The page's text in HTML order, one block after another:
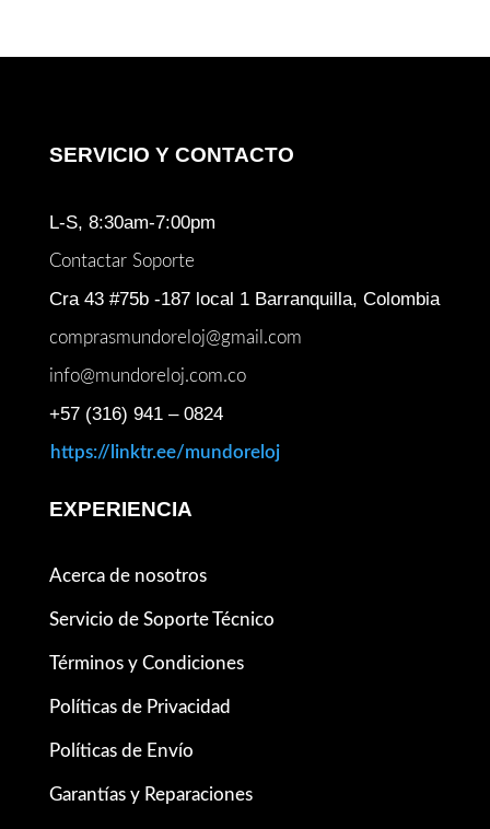
SERVICIO Y CONTACTO
L-S, 8:30am-7:00pm
Contactar Soporte
Cra 43 #75b -187 local 1 Barranquilla, Colombia
comprasmundoreloj@gmail.com
info@mundoreloj.com.co
+57 (316) 941 – 0824
https://linktr.ee/mundoreloj
EXPERIENCIA
Acerca de nosotros
Servicio de Soporte Técnico
Términos y Condiciones
Políticas de Privacidad
Políticas de Envío
Garantías y Reparaciones